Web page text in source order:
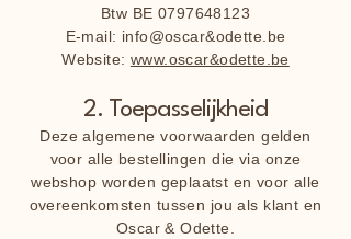
Btw BE 0797648123
E-mail: info@oscar&odette.be
Website: www.oscar&odette.be
2. Toepasselijkheid
Deze algemene voorwaarden gelden
voor alle bestellingen die via onze
webshop worden geplaatst en voor alle
overeenkomsten tussen jou als klant en
Oscar & Odette.